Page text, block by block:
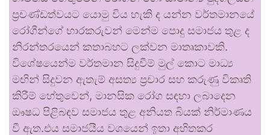
ප්‍රචණ්ඩත්වයට යොමු විය හැකි ද යන්න වර්තමානයේ
රෝගීන්ගේ භාරකරුවන් මෙන්ම පොදු සමාජය තුළ ද
නිරන්තරයෙන් කතාබහට ලක්වන මාතෘකාවකි.
විශේෂයෙන්ම වර්තමාන සිදුවීම් මුල් කොට මාධ්‍ය
මඟින් සිදුවන ඇතැම් අසත්‍ය ප්‍රචාර සහ කරුණු විකෘති
කිරීම් හේතුවෙන්, මානසික රෝග සඳහා ලබාදෙන
ඖෂධ පිළිබඳව සමාජය තුළ අනියත බියක් නිර්මාණය
වී ඇත.එය සමාජයීය වශයෙන් ඉතා අහිතකර